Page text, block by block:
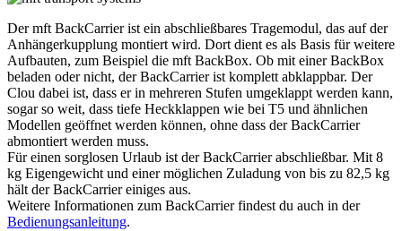
Der mft BackCarrier ist ein abschließbares Tragemodul, das auf der
Anhängerkupplung montiert wird. Dort dient es als Basis für weitere
Aufbauten, zum Beispiel die mft BackBox. Ob mit einer BackBox
beladen oder nicht, der BackCarrier ist komplett abklappbar. Der
Clou dabei ist, dass er in mehreren Stufen umgeklappt werden kann,
sogar so weit, dass tiefe Heckklappen wie bei T5 und ähnlichen
Modellen geöffnet werden können, ohne dass der BackCarrier
abmontiert werden muss.
Für einen sorglosen Urlaub ist der BackCarrier abschließbar. Mit 8
kg Eigengewicht und einer möglichen Zuladung von bis zu 82,5 kg
hält der BackCarrier einiges aus.
Weitere Informationen zum BackCarrier findest du auch in der
Bedienungsanleitung.